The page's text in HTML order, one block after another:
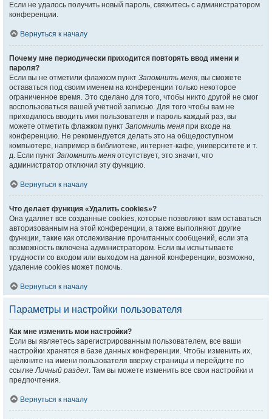
Если не удалось получить новый пароль, свяжитесь с администратором
конференции.
Вернуться к началу
Почему мне периодически приходится повторять ввод имени и
пароля?
Если вы не отметили флажком пункт Запомнить меня, вы сможете
оставаться под своим именем на конференции только некоторое
ограниченное время. Это сделано для того, чтобы никто другой не смог
воспользоваться вашей учётной записью. Для того чтобы вам не
приходилось вводить имя пользователя и пароль каждый раз, вы
можете отметить флажком пункт Запомнить меня при входе на
конференцию. Не рекомендуется делать это на общедоступном
компьютере, например в библиотеке, интернет-кафе, университете и т.
д. Если пункт Запомнить меня отсутствует, это значит, что
администратор отключил эту функцию.
Вернуться к началу
Что делает функция «Удалить cookies»?
Она удаляет все созданные cookies, которые позволяют вам оставаться
авторизованным на этой конференции, а также выполняют другие
функции, такие как отслеживание прочитанных сообщений, если эта
возможность включена администратором. Если вы испытываете
трудности со входом или выходом на данной конференции, возможно,
удаление cookies может помочь.
Вернуться к началу
Параметры и настройки пользователя
Как мне изменить мои настройки?
Если вы являетесь зарегистрированным пользователем, все ваши
настройки хранятся в базе данных конференции. Чтобы изменить их,
щёлкните на имени пользователя вверху страницы и перейдите по
ссылкеЛичный раздел. Там вы можете изменить все свои настройки и
предпочтения.
Вернуться к началу